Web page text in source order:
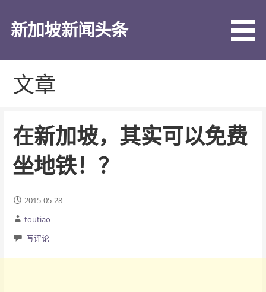
新加坡新闻头条
文章
在新加坡，其实可以免费
坐地铁！？
2015-05-28
toutiao
写评论